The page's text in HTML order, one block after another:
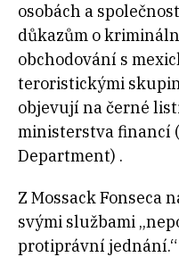
osobách a
důkazům o
obchodování s
teroristickými
objevují na černé
ministerstva financí
Department) .
Z Mossack Fonseca
svými službami
protiprávní jednání.“